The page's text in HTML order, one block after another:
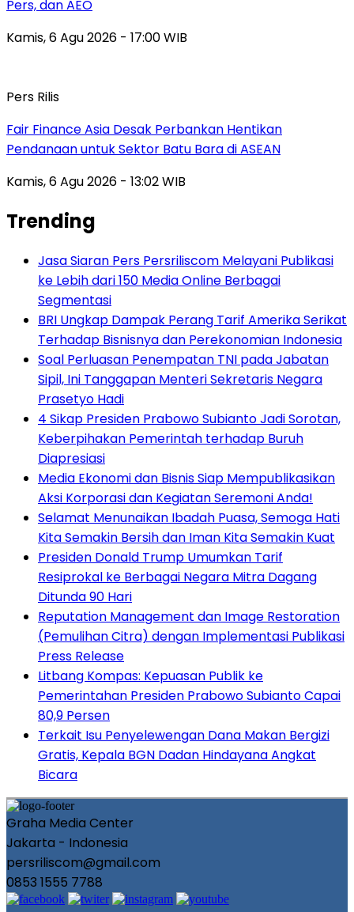
Pers, dan AEO
Kamis, 6 Agu 2026 - 17:00 WIB
Pers Rilis
Fair Finance Asia Desak Perbankan Hentikan
Pendanaan untuk Sektor Batu Bara di ASEAN
Kamis, 6 Agu 2026 - 13:02 WIB
Trending
Jasa Siaran Pers Persriliscom Melayani Publikasi
ke Lebih dari 150 Media Online Berbagai
Segmentasi
BRI Ungkap Dampak Perang Tarif Amerika Serikat
Terhadap Bisnisnya dan Perekonomian Indonesia
Soal Perluasan Penempatan TNI pada Jabatan
Sipil, Ini Tanggapan Menteri Sekretaris Negara
Prasetyo Hadi
4 Sikap Presiden Prabowo Subianto Jadi Sorotan,
Keberpihakan Pemerintah terhadap Buruh
Diapresiasi
Media Ekonomi dan Bisnis Siap Mempublikasikan
Aksi Korporasi dan Kegiatan Seremoni Anda!
Selamat Menunaikan Ibadah Puasa, Semoga Hati
Kita Semakin Bersih dan Iman Kita Semakin Kuat
Presiden Donald Trump Umumkan Tarif
Resiprokal ke Berbagai Negara Mitra Dagang
Ditunda 90 Hari
Reputation Management dan Image Restoration
(Pemulihan Citra) dengan Implementasi Publikasi
Press Release
Litbang Kompas: Kepuasan Publik ke
Pemerintahan Presiden Prabowo Subianto Capai
80,9 Persen
Terkait Isu Penyelewengan Dana Makan Bergizi
Gratis, Kepala BGN Dadan Hindayana Angkat
Bicara
Graha Media Center
Jakarta - Indonesia
persriliscom@gmail.com
0853 1555 7788